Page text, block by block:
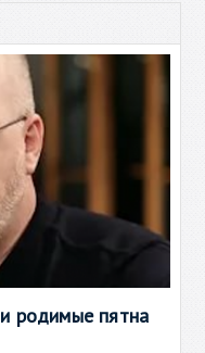
родимые пятна